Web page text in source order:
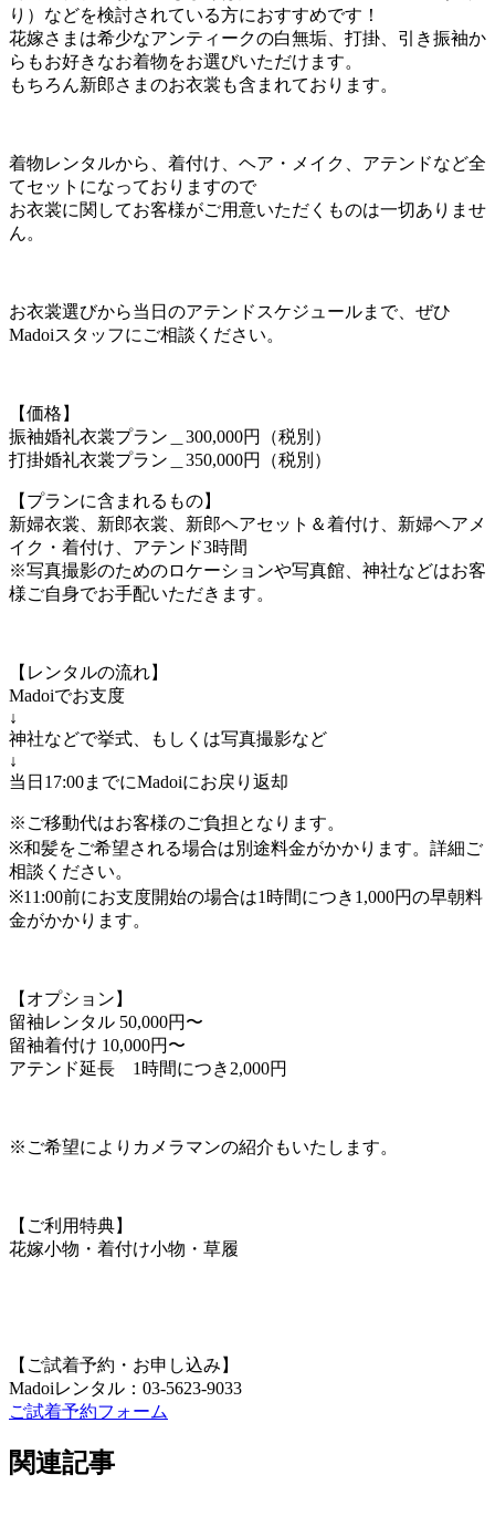
り）などを検討されている方におすすめです！
花嫁さまは希少なアンティークの白無垢、打掛、引き振袖か
らもお好きなお着物をお選びいただけます。
もちろん新郎さまのお衣裳も含まれております。
着物レンタルから、着付け、ヘア・メイク、アテンドなど全
てセットになっておりますので
お衣裳に関してお客様がご用意いただくものは一切ありませ
ん。
お衣裳選びから当日のアテンドスケジュールまで、ぜひ
Madoiスタッフにご相談ください。
【価格】
振袖婚礼衣裳プラン＿300,000円（税別）
打掛婚礼衣裳プラン＿350,000円（税別）
【プランに含まれるもの】
新婦衣裳、新郎衣裳、新郎ヘアセット＆着付け、新婦ヘアメ
イク・着付け、アテンド3時間
※写真撮影のためのロケーションや写真館、神社などはお客
様ご自身でお手配いただきます。
【レンタルの流れ】
Madoiでお支度
↓
神社などで挙式、もしくは写真撮影など
↓
当日17:00までにMadoiにお戻り返却
※ご移動代はお客様のご負担となります。
※和髪をご希望される場合は別途料金がかかります。詳細ご
相談ください。
※11:00前にお支度開始の場合は1時間につき1,000円の早朝料
金がかかります。
【オプション】
留袖レンタル 50,000円〜
留袖着付け 10,000円〜
アテンド延長 1時間につき2,000円
※ご希望によりカメラマンの紹介もいたします。
【ご利用特典】
花嫁小物・着付け小物・草履
【ご試着予約・お申し込み】
Madoiレンタル：03-5623-9033
ご試着予約フォーム
関連記事